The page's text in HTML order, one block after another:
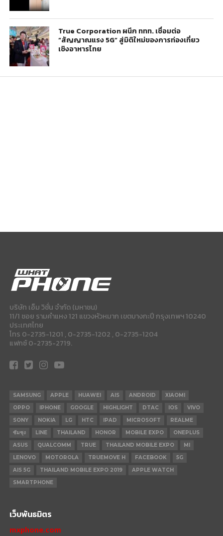
True Corporation ผนึก ททท. เชื่อมต่อ
“สัญญาณแรง 5G” สู่มิติใหม่ของการท่องเที่ยว
เชิงอาหารไทย
บริษัท เอ็ม วิชั่น จำกัด (มหาชน)
11/1 ซอย รามคำแหง 121 แขวงหัวหมาก เขตบางกะปี กรุงเทพฯ 10240
ประเทศไทย
โทร 0-2735-1201 , 0-2735-1202 , 0-2735-1204
แฟกซ์ 0-2735-2719.
SAMSUNG APPLE HUAWEI AIS ANDROID
XIAOMI
OPPO
IPHONE GOOGLE HIGHLIGHT DTAC IOS
VIVO
SONY
NOKIA LG HTC IPAD MICROSOFT
REALME
ซัมซุง
LINE THAILAND HONOR MOBILE EXPO
ONEPLUS
ASUS
QUALCOMM TRUE THAILAND MOBILE EXPO
MI
LENOVO
MOTOROLA TRUEMOVE H FACEBOOK
5G
AIS 5G
THAILAND MOBILE EXPO 2019
APPLE WATCH
SMARTPHONE
เว็บพันธมิตร
mxphone.com